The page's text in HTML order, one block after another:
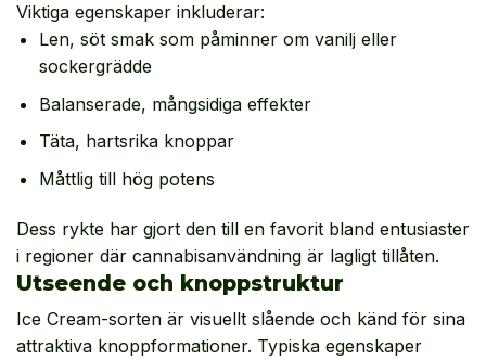
Viktiga egenskaper inkluderar:
Len, söt smak som påminner om vanilj eller
sockergrädde
Balanserade, mångsidiga effekter
Täta, hartsrika knoppar
Måttlig till hög potens
Dess rykte har gjort den till en favorit bland entusiaster
i regioner där cannabisanvändning är lagligt tillåten.
Utseende och knoppstruktur
Ice Cream-sorten är visuellt slående och känd för sina
attraktiva knoppformationer. Typiska egenskaper